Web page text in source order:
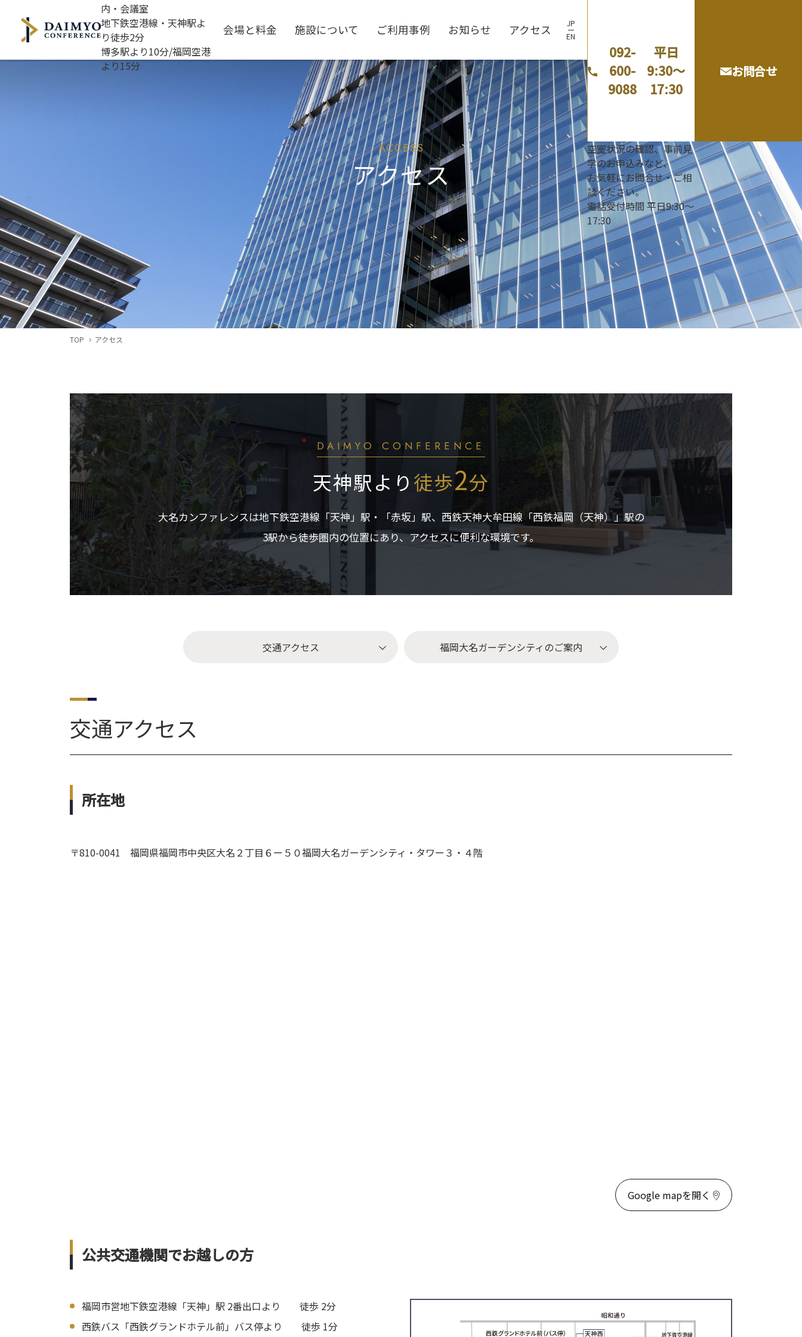
内・会議室
地下鉄空港線・天神駅よ
り徒歩2分
博多駅より10分/福岡空港
より15分
会場と料金
3F Entrance Lobby
Link Room（1・2・3）
Board Room
Meeting Room（1・2）
飲食ケータリング オプションサービス
施設について
ホテル・パーク併用プラン
ご利用の流れ
資料ダウンロード
ご利用事例 お知らせ
最新サービス お役立ちコラム
アクセス
JP
EN
092-
600-
9088
平日
9:30～
17:30
空室状況の確認、事前見
学のお申込みなど、
お気軽にお問合せ・ご相
談ください。
電話受付時間 平日9:30～
17:30
お問合せ
ACCESS
アクセス
TOP アクセス
DAIMYO CONFERENCE
天神駅より徒歩2分
大名カンファレンスは地下鉄空港線「天神」駅・「赤坂」駅、西鉄天神大牟田線「西鉄福岡（天神）」駅の
3駅から徒歩圏内の位置にあり、アクセスに便利な環境です。
交通アクセス 福岡大名ガーデンシティのご案内
交通アクセス
所在地
〒810-0041 福岡県福岡市中央区⼤名２丁⽬６ー５０福岡⼤名ガーデンシティ・タワー３・４階
Google mapを開く
公共交通機関でお越しの方
福岡市営地下鉄空港線「天神」駅 2番出口より 徒歩 2分
西鉄バス「西鉄グランドホテル前」バス停より 徒歩 1分